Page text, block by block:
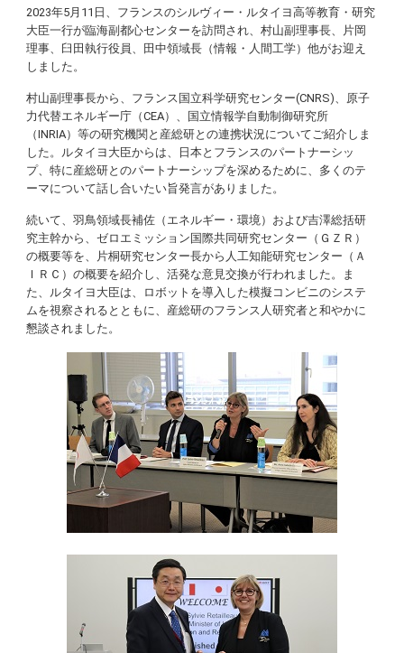
2023年5月11日、フランスのシルヴィー・ルタイヨ高等教育・研究
大臣一行が臨海副都心センターを訪問され、村山副理事長、片岡
理事、臼田執行役員、田中領域長（情報・人間工学）他がお迎え
しました。
村山副理事長から、フランス国立科学研究センター(CNRS)、原子
力代替エネルギー庁（CEA）、国立情報学自動制御研究所
（INRIA）等の研究機関と産総研との連携状況についてご紹介しま
した。ルタイヨ大臣からは、日本とフランスのパートナーシッ
プ、特に産総研とのパートナーシップを深めるために、多くのテ
ーマについて話し合いたい旨発言がありました。
続いて、羽鳥領域長補佐（エネルギー・環境）および吉澤総括研
究主幹から、ゼロエミッション国際共同研究センター（ＧＺＲ）
の概要等を、片桐研究センター長から人工知能研究センター（Ａ
ＩＲＣ）の概要を紹介し、活発な意見交換が行われました。ま
た、ルタイヨ大臣は、ロボットを導入した模擬コンビニのシステ
ムを視察されるとともに、産総研のフランス人研究者と和やかに
懇談されました。